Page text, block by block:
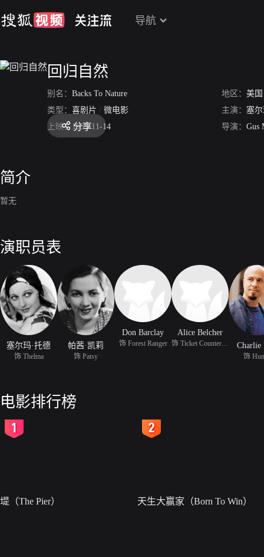
导航
回归自然
别名： Backs To Nature 地区： 美国
类型： 喜剧片 / 微电影 主演： 塞尔
上映： 1933-11-14 导演： Gus
分享
简介
暂无
演职员表
塞尔玛·托德
饰 Thelma
帕茜·凯莉
饰 Patsy
Don Barclay
饰 Forest Ranger
Alice Belcher
饰 Ticket Counter Custo Charlie
饰
电影排行榜
堤（The Pier） 天生大赢家（Born To Win）